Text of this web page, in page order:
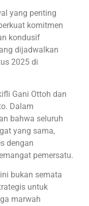
yang penting
komitmen
kondusif
dijadwalkan
2025 di
Gani Ottoh dan
Dalam
bahwa seluruh
yang sama,
dengan
pemersatu.
bukan semata
untuk
marwah